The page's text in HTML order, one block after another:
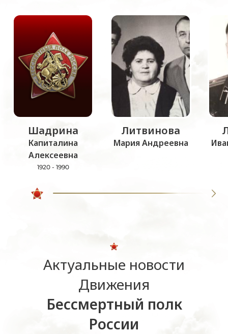
Шадрина
Капиталина
Алексеевна
1920 - 1990
Литвинова
Мария Андреевна
Актуальные новости
Движения
Бессмертный полк
России